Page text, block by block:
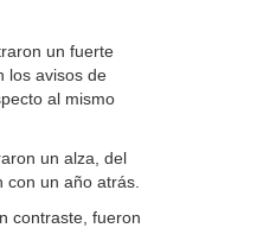
un fuerte
los avisos de
al mismo
un alza, del
con un año atrás.
contraste, fueron